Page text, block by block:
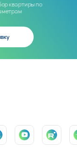
квартиры по